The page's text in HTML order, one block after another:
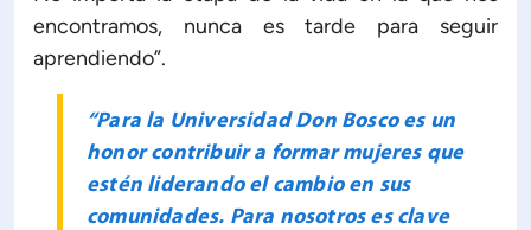
encontramos, nunca es tarde para seguir
aprendiendo”.
“Para la Universidad Don Bosco es un
honor contribuir a formar mujeres que
estén liderando el cambio en sus
comunidades. Para nosotros es clave